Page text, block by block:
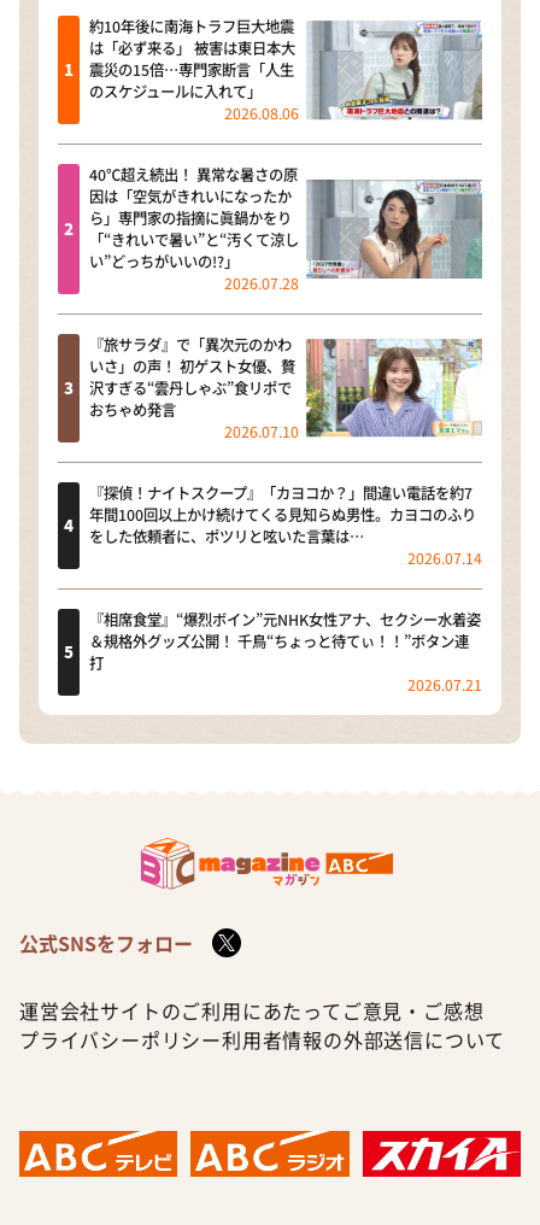
約10年後に南海トラフ巨大地震
は「必ず来る」 被害は東日本大
震災の15倍…専門家断言「人生
のスケジュールに入れて」
2026.08.06
40℃超え続出！ 異常な暑さの原
因は「空気がきれいになったか
ら」専門家の指摘に眞鍋かをり
「“きれいで暑い”と“汚くて涼し
い”どっちがいいの!?」
2026.07.28
『旅サラダ』で「異次元のかわ
いさ」の声！ 初ゲスト女優、贅
沢すぎる“雲丹しゃぶ”食リポで
おちゃめ発言
2026.07.10
『探偵！ナイトスクープ』「カヨコか？」間違い電話を約7
年間100回以上かけ続けてくる見知らぬ男性。カヨコのふり
をした依頼者に、ポツリと呟いた言葉は…
2026.07.14
『相席食堂』“爆烈ボイン”元NHK女性アナ、セクシー水着姿
＆規格外グッズ公開！ 千鳥“ちょっと待てぃ！！”ボタン連
打
2026.07.21
公式SNSをフォロー
運営会社サイトのご利用にあたって ご意見・ご感想
プライバシーポリシー利用者情報の外部送信について